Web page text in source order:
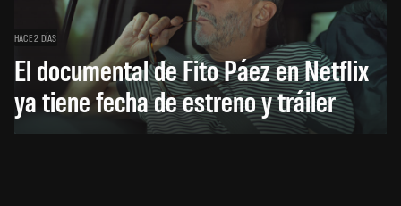
HACE 2 DÍAS
El documental de Fito Páez en Netflix
ya tiene fecha de estreno y tráiler